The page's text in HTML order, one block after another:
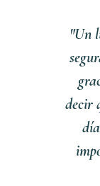
"Un
decir